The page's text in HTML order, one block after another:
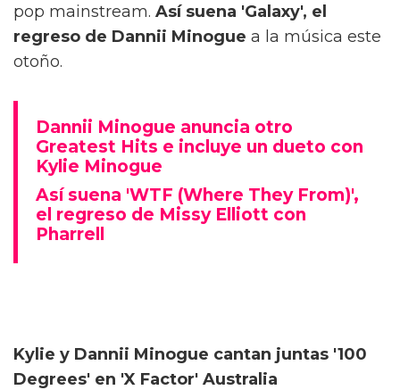
pop mainstream. Así suena 'Galaxy', el
regreso de Dannii Minogue a la música este
otoño.
Dannii Minogue anuncia otro
Greatest Hits e incluye un dueto con
Kylie Minogue
Así suena 'WTF (Where They From)',
el regreso de Missy Elliott con
Pharrell
Kylie y Dannii Minogue cantan juntas '100
Degrees' en 'X Factor' Australia